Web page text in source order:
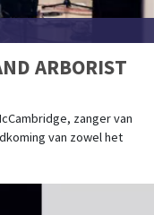
ARBORIST
zanger van
van zowel het